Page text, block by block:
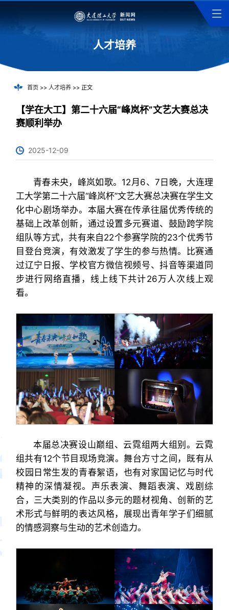
人才培养
首页>> 人才培养>> 正文
【学在大工】第二十六届“峰岚杯”文艺大赛总决
赛顺利举办
2025-12-09
青春未央，峰岚如歌。12月6、7日晚，大连理
工大学第二十六届“峰岚杯”文艺大赛总决赛在学生文
化中心剧场举办。本届大赛在传承往届优秀传统的
基础上改革创新，通过设置多元赛道、鼓励跨学院
组队等方式，共有来自22个参赛学院的23个优秀节
目登台竞演，有效激发了学生的参与热情。比赛通
过辽宁日报、学校官方微信视频号、抖音等渠道同
步进行网络直播，线上线下共计26万人次线上观
看。
本届总决赛设山巅组、云霓组两大组别。云霓
组共有12个节目现场竞演。舞台方寸之间，既有从
校园日常生发的青春絮语，也有对家国记忆与时代
精神的深情凝视。声乐表演、舞蹈表演、戏剧综
合，三大类别的作品以多元的题材视角、创新的艺
术形式与鲜明的表达风格，展现出青年学子们细腻
的情感洞察与生动的艺术创造力。